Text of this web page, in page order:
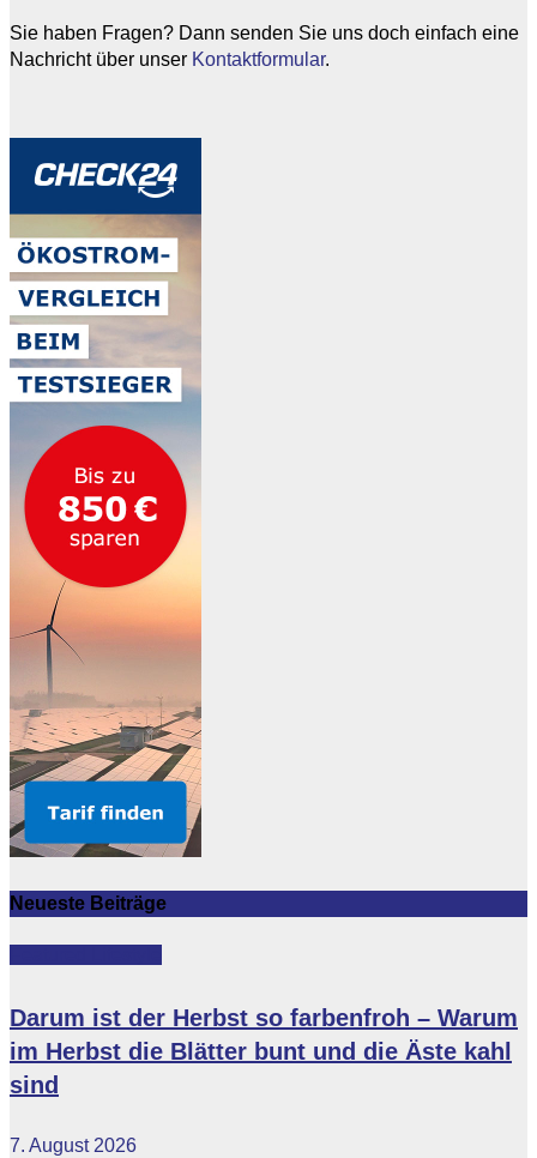
Sie haben Fragen? Dann senden Sie uns doch einfach eine
Nachricht über unser Kontaktformular.
Neueste Beiträge
Darum ist der Herbst so farbenfroh – Warum
im Herbst die Blätter bunt und die Äste kahl
sind
7. August 2026